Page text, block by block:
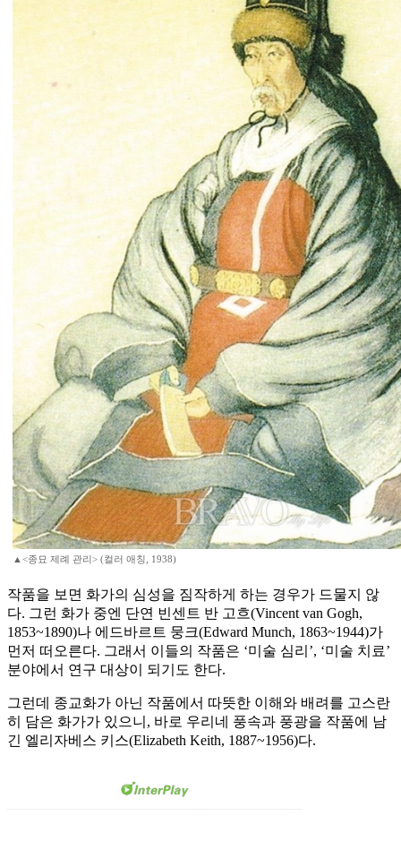
▲<종묘 제례 관리> (컬러 애칭, 1938)
작품을 보면 화가의 심성을 짐작하게 하는 경우가 드물지 않
다. 그런 화가 중엔 단연 빈센트 반 고흐(Vincent van Gogh,
1853~1890)나 에드바르트 뭉크(Edward Munch, 1863~1944)가
먼저 떠오른다. 그래서 이들의 작품은 ‘미술 심리’, ‘미술 치료’
분야에서 연구 대상이 되기도 한다.
그런데 종교화가 아닌 작품에서 따뜻한 이해와 배려를 고스란
히 담은 화가가 있으니, 바로 우리네 풍속과 풍광을 작품에 남
긴 엘리자베스 키스(Elizabeth Keith, 1887~1956)다.